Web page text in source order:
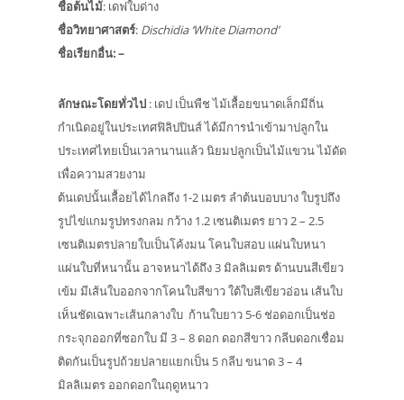
ชื่อต้นไม้: เดฟใบด่าง
ชื่อวิทยาศาสตร์: Dischidia ‘White Diamond’
ชื่อเรียกอื่น: –
ลักษณะโดยทั่วไป : เดป เป็นพืช ไม้เลื้อยขนาดเล็กมีถิ่น
กำเนิดอยู่ในประเทศฟิลิปปินส์ ได้มีการนำเข้ามาปลูกใน
ประเทศไทยเป็นเวลานานแล้ว นิยมปลูกเป็นไม้แขวน ไม้ดัด
เพื่อความสวยงาม
ต้นเดปนั้นเลื้อยได้ไกลถึง 1-2 เมตร ลำต้นบอบบาง ใบรูปถึง
รูปไข่แกมรูปทรงกลม กว้าง 1.2 เซนติเมตร ยาว 2 – 2.5
เซนติเมตรปลายใบเป็นโค้งมน โคนใบสอบ แผ่นใบหนา
แผ่นใบที่หนานั้น อาจหนาได้ถึง 3 มิลลิเมตร ด้านบนสีเขียว
เข้ม มีเส้นใบออกจากโคนใบสีขาว ใต้ใบสีเขียวอ่อน เส้นใบ
เห็นชัดเฉพาะเส้นกลางใบ ก้านใบยาว 5-6 ช่อดอกเป็นช่อ
กระจุกออกที่ซอกใบ มี 3 – 8 ดอก ดอกสีขาว กลีบดอกเชื่อม
ติดกันเป็นรูปถ้วยปลายแยกเป็น 5 กลีบ ขนาด 3 – 4
มิลลิเมตร ออกดอกในฤดูหนาว